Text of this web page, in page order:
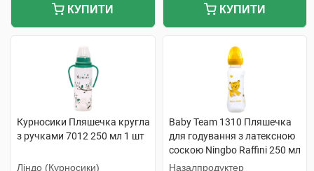
КУПИТИ КУПИТИ
Курносики Пляшечка кругла
з ручками 7012 250 мл 1 шт
Ліндо (Курносики)
Baby Team 1310 Пляшечка
для годування з латексною
соскою Ningbo Raffini 250 мл
1 шт
Назалпродуктер